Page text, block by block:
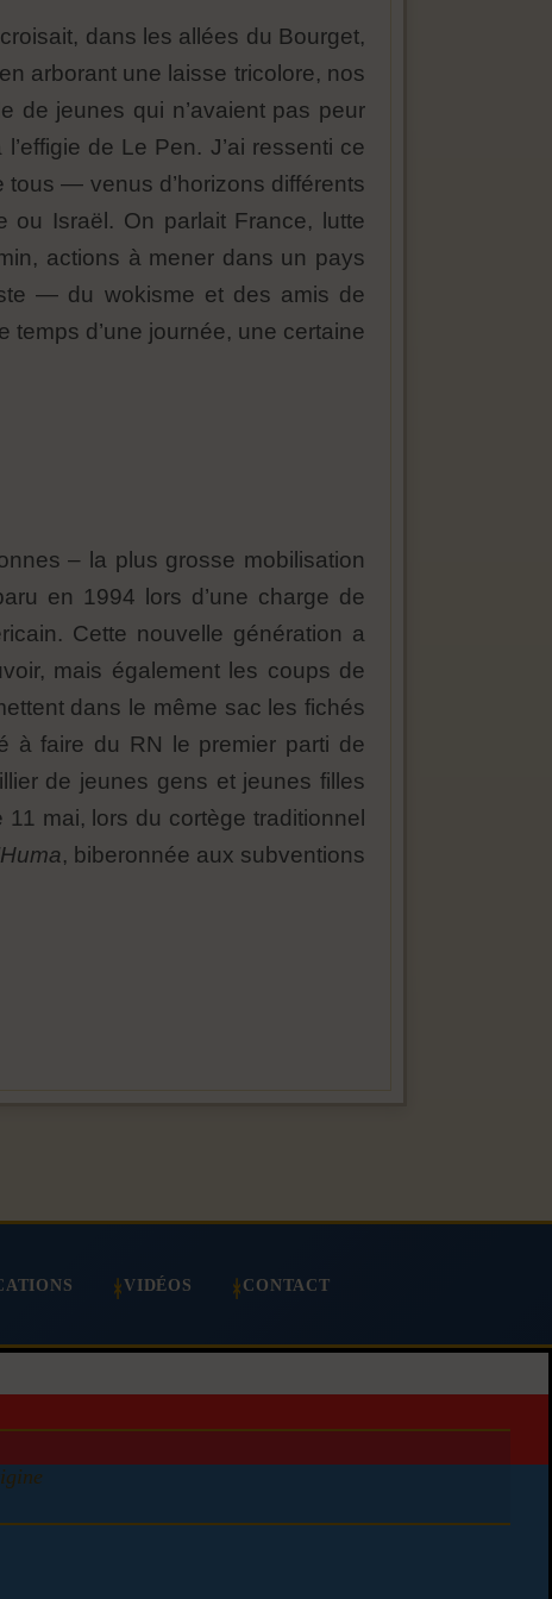
dans les allées du Bourget,
arborant une laisse tricolore, nos
de jeunes qui n’avaient pas peur
de Le Pen. J’ai ressenti ce
tous — venus d’horizons différents
ou Israël. On parlait France, lutte
actions à mener dans un pays
— du wokisme et des amis de
temps d’une journée, une certaine
– la plus grosse mobilisation
en 1994 lors d’une charge de
Cette nouvelle génération a
mais également les coups de
dans le même sac les fichés
à faire du RN le premier parti de
de jeunes gens et jeunes filles
mai, lors du cortège traditionnel
, biberonnée aux subventions
VIDÉOS CONTACT